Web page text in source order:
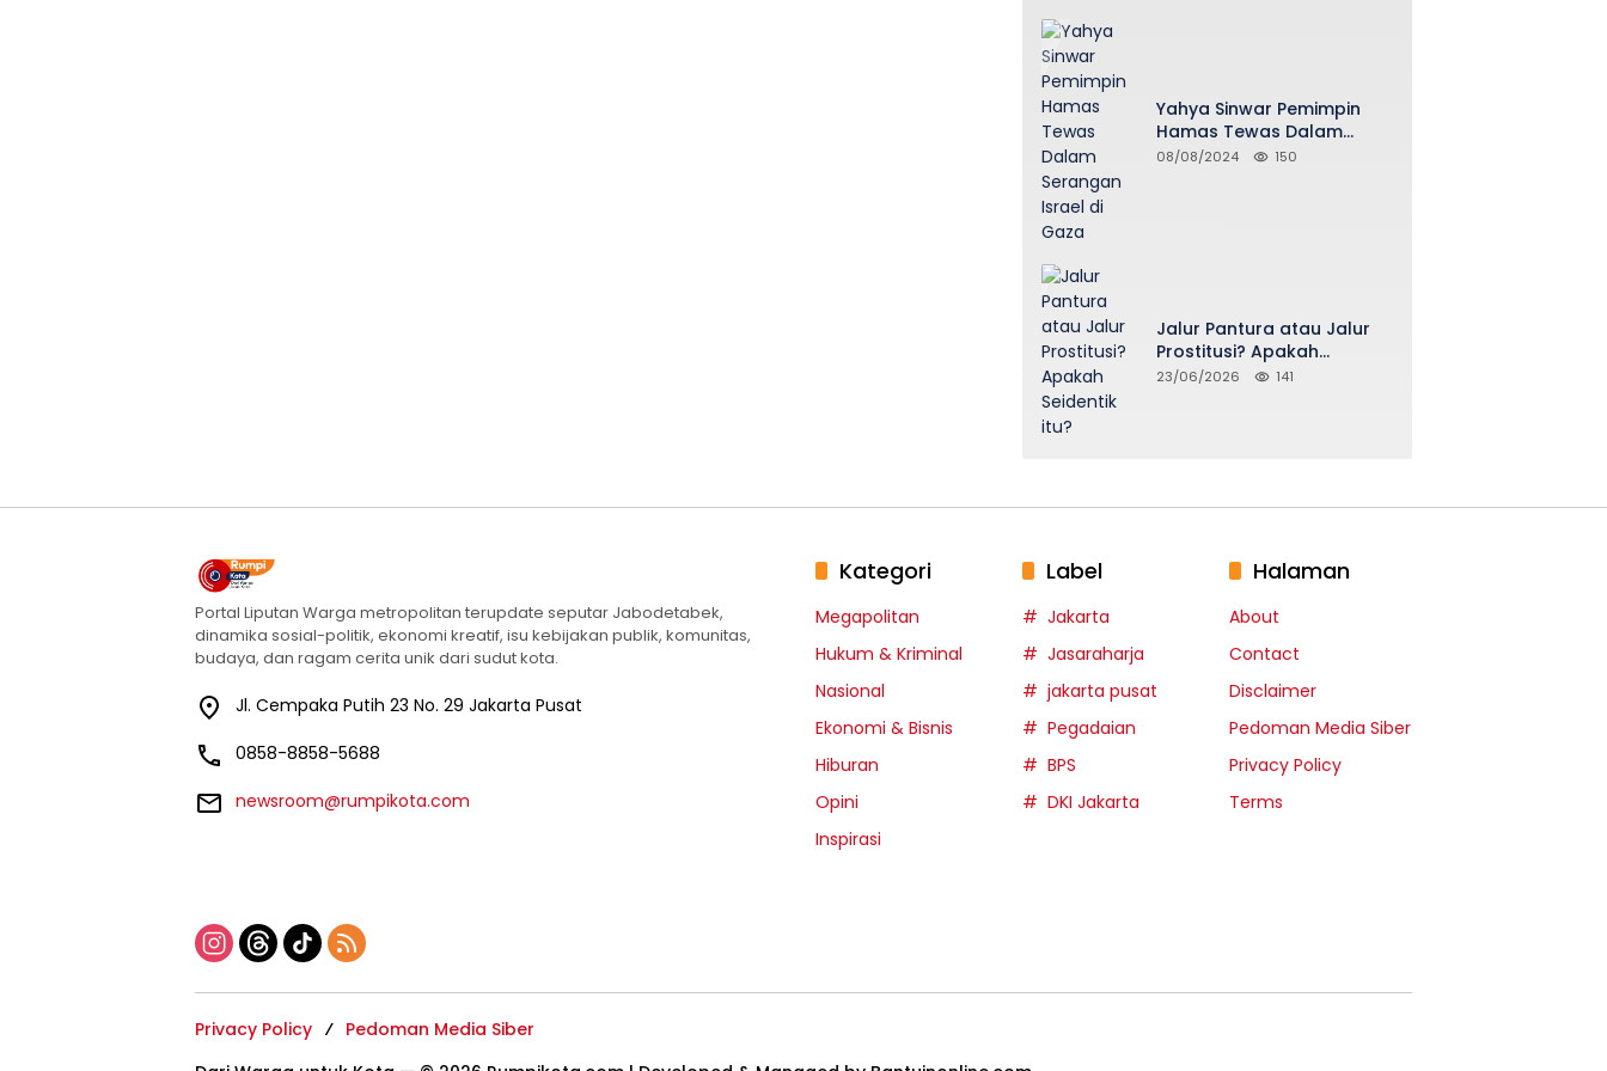
Yahya Sinwar Pemimpin
Hamas Tewas Dalam
Serangan Israel di Gaza
08/08/2024 150
Jalur Pantura atau Jalur
Prostitusi? Apakah
Seidentik itu?
23/06/2026 141
Portal Liputan Warga metropolitan terupdate seputar Jabodetabek,
dinamika sosial-politik, ekonomi kreatif, isu kebijakan publik, komunitas,
budaya, dan ragam cerita unik dari sudut kota.
Jl. Cempaka Putih 23 No. 29 Jakarta Pusat
0858-8858-5688
newsroom@rumpikota.com
Kategori
Megapolitan
Hukum & Kriminal
Nasional
Ekonomi & Bisnis
Hiburan
Opini
Inspirasi
Label
Jakarta
Jasaraharja
jakarta pusat
Pegadaian
BPS
DKI Jakarta
Halaman
About
Contact
Disclaimer
Pedoman Media Siber
Privacy Policy
Terms
Privacy Policy
Pedoman Media Siber